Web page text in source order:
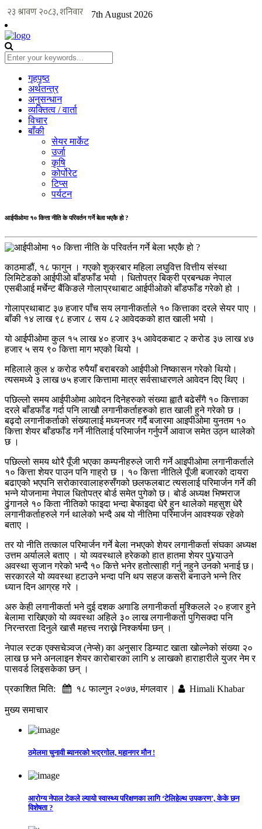
7th August 2026
गृहपृष्ठ
अर्थतन्त्र
अनुसन्धान
व्यक्तित्व / वार्ता
विचार
बाँकी
सेयर मार्केट
उर्जा
कृषि
कोर्पोरेट
टिप्स
पर्यटन
आईपीओमा १० कित्ता नीति के परिवर्तन गर्ने बेला भएकै हो ?
काठमाडौं, १८ फागुन । गएको शुक्रबार महिला लघुवित्त वित्तीय संस्था
लिमिटेडको आईपीओ बाँडफाँड भयो । धितोपत्र बिक्री प्रबन्धक नेपाल
एसबीआई मर्चेन्ट बैंकिङले गोलाप्रथाबाट आईपीओको बाँडफाँड गरेको हो ।
गोलाप्रथाबाट ३७ हजार पाँच सय लगानीकर्ताले १० कित्ताका दरले सेयर पाए ।
बाँकी १४ लाख ९८ हजार ८ सय ८२ आवेदकको हात खाली भयो ।
यो आईपीओमा कुल १५ लाख ४० हजार ३५ आवेदकबाट २ करोड ३७ लाख ४७
हजार ५ सय ९० कित्ता माग भएको थियो ।
महिलाले कुल ४ करोड रुपैयाँ बराबरको आईपीओ निष्कासन गरेको थियो।
त्यसमध्ये ३ लाख ७५ हजार कित्तामा मात्र सर्वसाधारणले आवेदन दिए थिए ।
पछिल्लो समय आईपीओमा आवेदन दिनेहरुको संख्या ह्वातै बढेसँगै १० कित्ताका
दरले बाँडफाँड गर्दा पनि लाखौ लगानीकर्ताहरुको हात खाली हुने गरेको छ ।
बढ्दो लगानीकर्ताको संख्यालाई मध्यनजर गर्दै बजारमा आइपीओमा युनतम १०
कित्ता शेयर बाँडफाँड गर्ने नीतिलाई परिमार्जन गर्नुपर्ने आवाज समेत उठ्न थालेको
छ ।
पछिल्लो समय थोरै पूँजी भएका कम्पनीहरुले जारी गर्ने आइपीओमा लगानीकर्ताले
१० कित्ता शेयर पाउन पनि गाह्रो छ । १० कित्ता नीतिले पूँजी बजारको दायरा
बढाएको भएपनि सरोकारवालाहरुसँगको छलफलबाट त्यसलाई परिमार्जन गर्ने की
भन्ने योजनामा नेपाल धितोपत्र बोर्ड समेत पुगेको छ। बोर्ड अध्यक्ष भिष्मराज
ढुंगानले १० किता नीतिको फाइदा भन्दा बेफाइदा धेरै हुन थालेको महसुश धेरै
लगानीकर्ताहरुले गर्न थालेको भन्दै अब यो नीतिमा परिमार्जन आवश्यक रहेको
बताए ।
तर यो नीति तत्काल परिमार्जन गर्ने बेला नभएको शेयर लगानीकर्ता संघका अध्यक्ष
उत्तम अर्यालले बताए । यो व्यवस्थाले हरेकको हात हातमा शेयर पु¥याउने
अवस्था सृजान गरेको भन्दै १० कित्ते भनेर हतोत्साही गर्नु नहुने उनको भनाई छ।
सरकारले यो व्यवस्था हटाउने भन्दा पनि थप सहज कसरी बनाउने भन्ने तिर
ध्यान दिन आग्रह गरे ।
अरु केही लगानीकर्ता भने दुई दशक अगाडि लगानीकर्ता मुश्किलले २० हजार हुने
बेलामा राखिएको यो व्यवस्था अहिले ३० लाख लगानीकर्ता पुगिसक्दा पनि
निरन्तरता दिनुले खासै महत्त्व नराख्ने निश्कर्षमा छन् ।
नेपाल स्टक एक्सचेञ्वज (नेप्से) का अनुसार डिम्याट खाता खोल्नेको संख्या २०
लाख छ भने अनलाइन शेयर कारोबारका लागि ४ लाखको हाराहारीले युजर नेम र
पासवर्ड लिइसकेका छन् ।
प्रकाशित मिति:
१८ फाल्गुन २०७७, मंगलवार | Himali Khabar
मुख्य समाचार
ठमेलमा चुनावी ब्यानरको भद्रगोल, महानगर मौन !
आरोग्य नेपाल टेकले ल्यायो स्वास्थ्य परिक्षणका लागि ‘टेलिहेल्थ उपकरण’, केके छन
विशेषता ?